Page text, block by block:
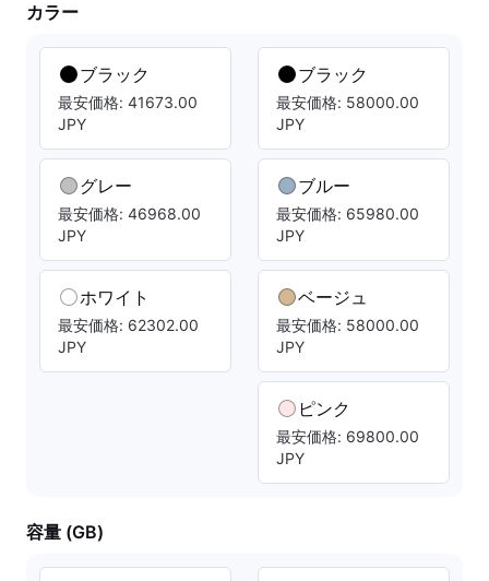
カラー
ブラック
最安価格: 41673.00
JPY
グレー
最安価格: 46968.00
JPY
ホワイト
最安価格: 62302.00
JPY
ブラック
最安価格: 58000.00
JPY
ブルー
最安価格: 65980.00
JPY
ベージュ
最安価格: 58000.00
JPY
ピンク
最安価格: 69800.00
JPY
容量 (GB)